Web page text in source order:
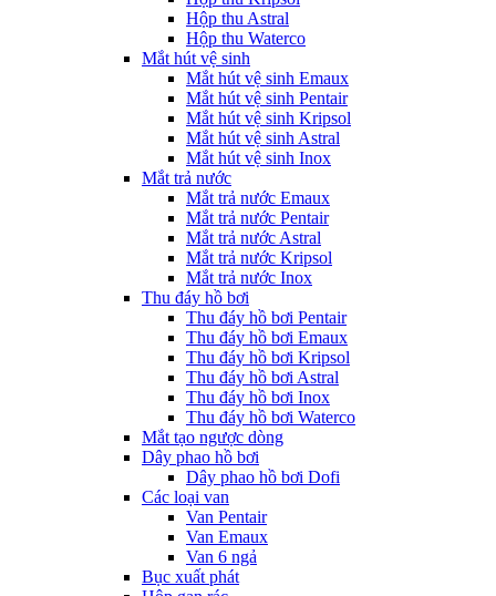
Hộp thu Astral
Hộp thu Waterco
Mắt hút vệ sinh
Mắt hút vệ sinh Emaux
Mắt hút vệ sinh Pentair
Mắt hút vệ sinh Kripsol
Mắt hút vệ sinh Astral
Mắt hút vệ sinh Inox
Mắt trả nước
Mắt trả nước Emaux
Mắt trả nước Pentair
Mắt trả nước Astral
Mắt trả nước Kripsol
Mắt trả nước Inox
Thu đáy hồ bơi
Thu đáy hồ bơi Pentair
Thu đáy hồ bơi Emaux
Thu đáy hồ bơi Kripsol
Thu đáy hồ bơi Astral
Thu đáy hồ bơi Inox
Thu đáy hồ bơi Waterco
Mắt tạo ngược dòng
Dây phao hồ bơi
Dây phao hồ bơi Dofi
Các loại van
Van Pentair
Van Emaux
Van 6 ngả
Bục xuất phát